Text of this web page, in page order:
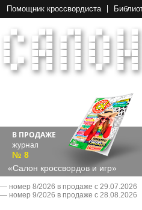
Помощник кроссвордиста
В ПРОДАЖЕ
журнал
№ 8
«Салон кроссвордов и игр»
― номер 8/2026 в продаже с 29.07.2026
― номер 9/2026 в продаже с 28.08.2026